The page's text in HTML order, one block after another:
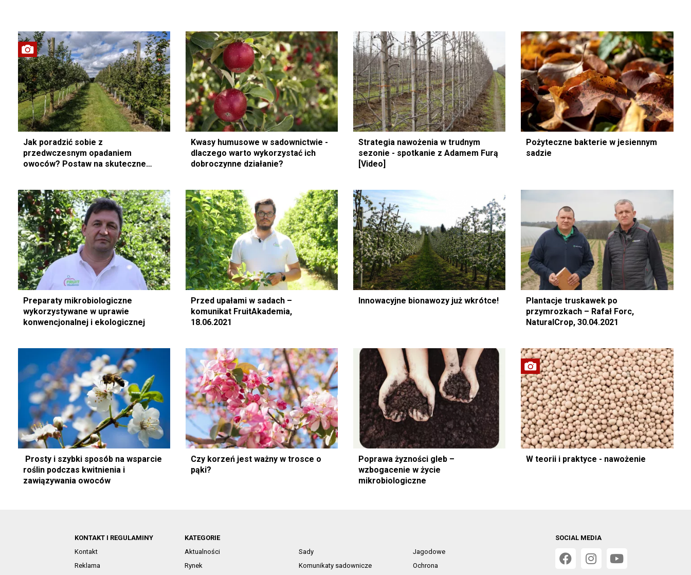
Jak poradzić sobie z
przedwczesnym opadaniem
owoców? Postaw na skuteczne
Kwasy humusowe w sadownictwie -
dlaczego warto wykorzystać ich
dobroczynne działanie?
Strategia nawożenia w trudnym
sezonie - spotkanie z Adamem Furą
[Video]
Pożyteczne bakterie w jesiennym
sadzie
Preparaty mikrobiologiczne
wykorzystywane w uprawie
konwencjonalnej i ekologicznej
Przed upałami w sadach –
komunikat FruitAkademia,
18.06.2021
Innowacyjne bionawozy już wkrótce!
Plantacje truskawek po
przymrozkach – Rafał Forc,
NaturalCrop, 30.04.2021
Prosty i szybki sposób na wsparcie
roślin podczas kwitnienia i
zawiązywania owoców
Czy korzeń jest ważny w trosce o
pąki?
Poprawa żyzności gleb –
wzbogacenie w życie
mikrobiologiczne
W teorii i praktyce - nawożenie
KONTAKT I REGULAMINY
Kontakt
Reklama
KATEGORIE
Aktualności
Sady
Jagodowe
Rynek
Komunikaty sadownicze
Ochrona
SOCIAL MEDIA